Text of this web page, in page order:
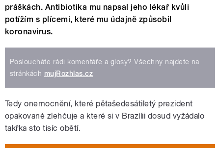
práškách. Antibiotika mu napsal jeho lékař kvůli
potížím s plícemi, které mu údajně způsobil
koronavirus.
Posloucháte rádi komentáře a glosy? Všechny najdete na
stránkách mujRozhlas.cz
Tedy onemocnění, které pětašedesátiletý prezident
opakovaně zlehčuje a které si v Brazílii dosud vyžádalo
takřka sto tisíc obětí.